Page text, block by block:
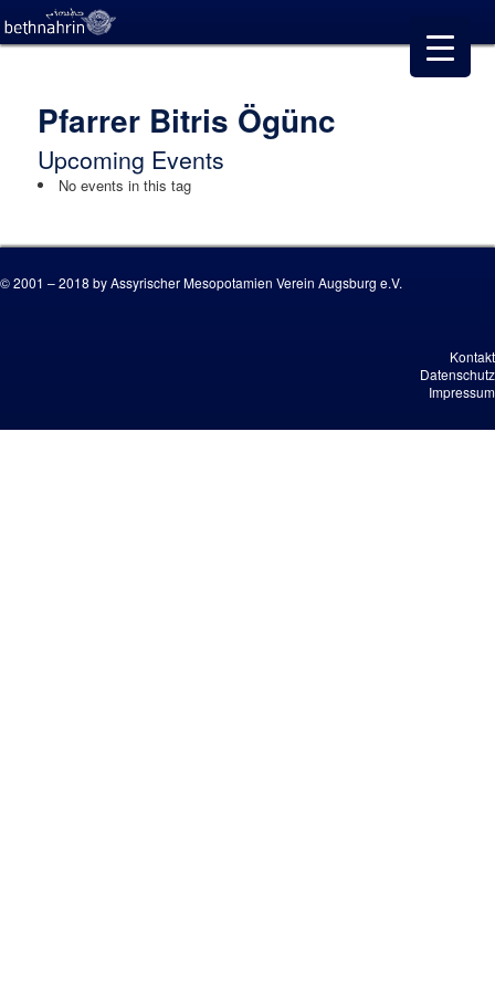
Pfarrer Bitris Ögünc
Upcoming Events
No events in this tag
© 2001 – 2018 by Assyrischer Mesopotamien Verein Augsburg e.V.
Kontakt
Datenschutz
Impressum